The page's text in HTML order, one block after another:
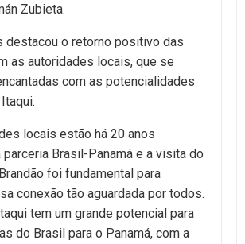
Zubieta.
destacou o retorno positivo das
as autoridades locais, que se
com as potencialidades
locais estão há 20 anos
Brasil-Panamá e a visita do
foi fundamental para
conexão tão aguardada por todos.
tem um grande potencial para
do Brasil para o Panamá, com a